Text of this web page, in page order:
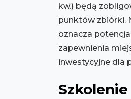
kw.) będą
punktów zbiórki.
oznacza
zapewnienia
inwestycyjne dla